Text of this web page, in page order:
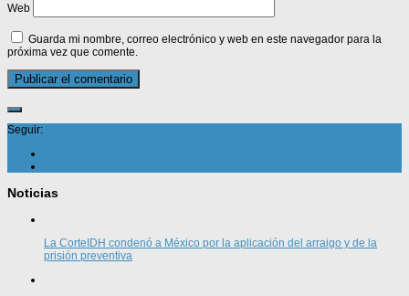
Web
Guarda mi nombre, correo electrónico y web en este navegador para la
próxima vez que comente.
Seguir:
Noticias
La CorteIDH condenó a México por la aplicación del arraigo y de la
prisión preventiva